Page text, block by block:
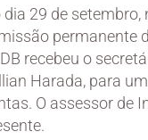
dia 29 de
permanente
recebeu o
Harada, para
O assessor de